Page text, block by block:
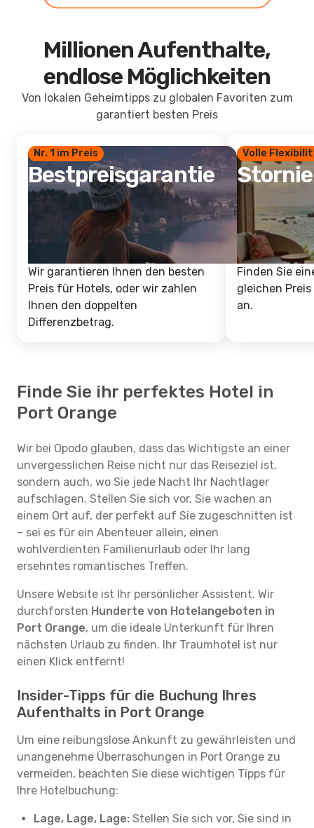
Millionen Aufenthalte,
endlose Möglichkeiten
Von lokalen Geheimtipps zu globalen Favoriten zum
garantiert besten Preis
Nr. 1 im Preis
Bestpreisgarantie
Wir garantieren Ihnen den besten
Preis für Hotels, oder wir zahlen
Ihnen den doppelten
Differenzbetrag.
Volle
Finden Sie
gleichen
an.
Finde Sie ihr perfektes Hotel in
Port Orange
Wir bei Opodo glauben, dass das Wichtigste an einer
unvergesslichen Reise nicht nur das Reiseziel ist,
sondern auch, wo Sie jede Nacht Ihr Nachtlager
aufschlagen. Stellen Sie sich vor, Sie wachen an
einem Ort auf, der perfekt auf Sie zugeschnitten ist
– sei es für ein Abenteuer allein, einen
wohlverdienten Familienurlaub oder Ihr lang
ersehntes romantisches Treffen.
Unsere Website ist Ihr persönlicher Assistent. Wir
durchforsten Hunderte von Hotelangeboten in
Port Orange, um die ideale Unterkunft für Ihren
nächsten Urlaub zu finden. Ihr Traumhotel ist nur
einen Klick entfernt!
Insider-Tipps für die Buchung Ihres
Aufenthalts in Port Orange
Um eine reibungslose Ankunft zu gewährleisten und
unangenehme Überraschungen in Port Orange zu
vermeiden, beachten Sie diese wichtigen Tipps für
Ihre Hotelbuchung:
Lage, Lage, Lage: Stellen Sie sich vor, Sie sind in